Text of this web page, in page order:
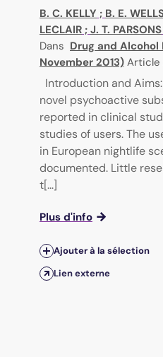
B. C. KELLY ; B. E.
LECLAIR ; J. T. PARSONS
Dans Drug and Alcohol
November 2013) Article
Introduction and
novel psychoactive
reported in clinical
studies of users. The
in European nightlife
documented. Little
t[...]
Plus d'info
Ajouter à la sélection
Lien externe